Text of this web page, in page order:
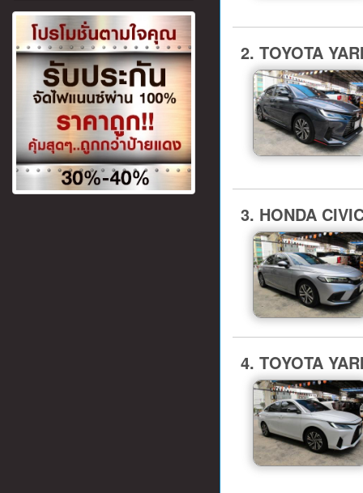
2. TOYOTA
3. HONDA
4. TOYOTA